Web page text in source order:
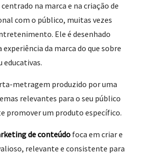
centrado na marca e na criação de
com o público, muitas vezes
Ele é desenhado
experiência da marca do que sobre
educativas.
metragem produzido por uma
relevantes para o seu público
promover um produto específico.
de conteúdo foca em criar e
relevante e consistente para